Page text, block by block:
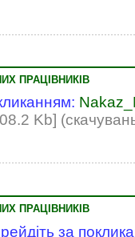
ПРАЦІВНИКІВ
Kb]
ПРАЦІВНИКІВ
за